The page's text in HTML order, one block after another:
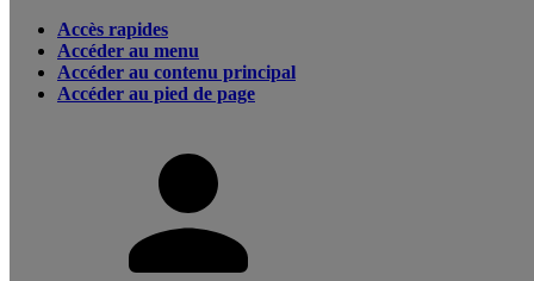
Accès rapides
Accéder au menu
Accéder au contenu principal
Accéder au pied de page